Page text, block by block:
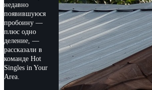
недавно
появившуюся
пробоину —
плюс одно
деление, —
рассказали в
команде Hot
Singles in Your
Area.